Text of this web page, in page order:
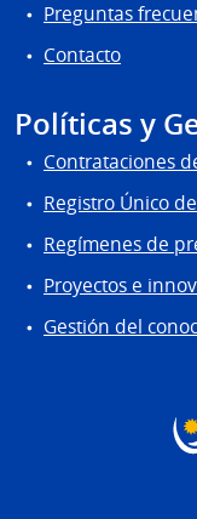
Preguntas
Contacto
Políticas y
Contrataciones
Registro Único
Regímenes de
Proyectos e
Gestión del